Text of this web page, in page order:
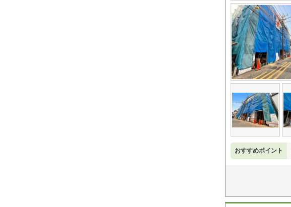
おすすめポイント